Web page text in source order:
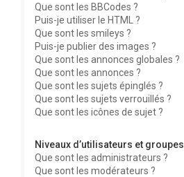
Que sont les BBCodes ?
Puis-je utiliser le HTML ?
Que sont les smileys ?
Puis-je publier des images ?
Que sont les annonces globales ?
Que sont les annonces ?
Que sont les sujets épinglés ?
Que sont les sujets verrouillés ?
Que sont les icônes de sujet ?
Niveaux d’utilisateurs et groupes
Que sont les administrateurs ?
Que sont les modérateurs ?